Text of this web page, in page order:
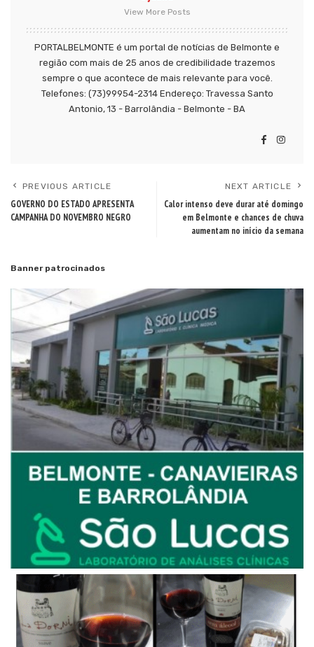
View More Posts
PORTALBELMONTE é um portal de notícias de Belmonte e
região com mais de 25 anos de credibilidade trazemos
sempre o que acontece de mais relevante para você.
Telefones: (73)99954-2314 Endereço: Travessa Santo
Antonio, 13 - Barrolândia - Belmonte - BA
PREVIOUS ARTICLE
GOVERNO DO ESTADO APRESENTA
CAMPANHA DO NOVEMBRO NEGRO
NEXT ARTICLE
Calor intenso deve durar até domingo
em Belmonte e chances de chuva
aumentam no início da semana
Banner patrocinados